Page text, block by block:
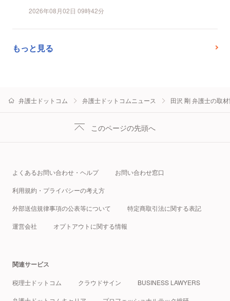
2026年08月02日 09時42分
もっと見る
弁護士ドットコム 弁護士ドットコムニュース 田沢 剛 弁護士の取
このページの先頭へ
よくあるお問い合わせ・ヘルプ お問い合わせ窓口
利用規約・プライバシーの考え方
外部送信規律事項の公表等について 特定商取引法に関する表記
運営会社 オプトアウトに関する情報
関連サービス
税理士ドットコム クラウドサイン BUSINESS LAWYERS